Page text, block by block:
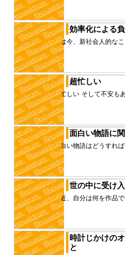
ムのBGMが好きだった
り、 とにかく雰囲気があ
効率化による
僕は今、新社会人的な
人はもっと新社会人っ
ないが、少なくとも今の
超忙しい
超忙しい そして不安も
ある 一つが超忙しいこ
む仕事を僕がこな...
面白い物語に
面白い物語はどうすれ
今回から考えてみる ま
物語、コンテンツの価...
世の中に受け
最近、自分は何を作品
なった 自分の中に正解
の正解ではないことを目
時計じかけの
と